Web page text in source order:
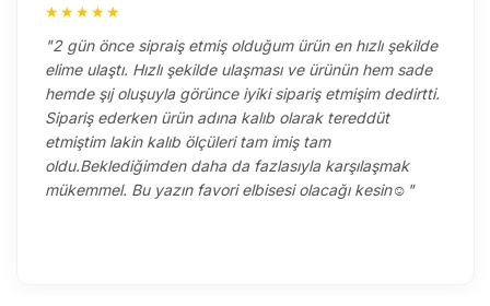
★★★★★
"2 gün önce sipraiş etmiş olduğum ürün en hızlı şekilde
elime ulaştı. Hızlı şekilde ulaşması ve ürünün hem sade
hemde şıj oluşuyla görünce iyiki sipariş etmişim dedirtti.
Sipariş ederken ürün adına kalıb olarak tereddüt
etmiştim lakin kalıb ölçüleri tam imiş tam
oldu.Beklediğimden daha da fazlasıyla karşılaşmak
mükemmel. Bu yazın favori elbisesi olacağı kesin☺️"